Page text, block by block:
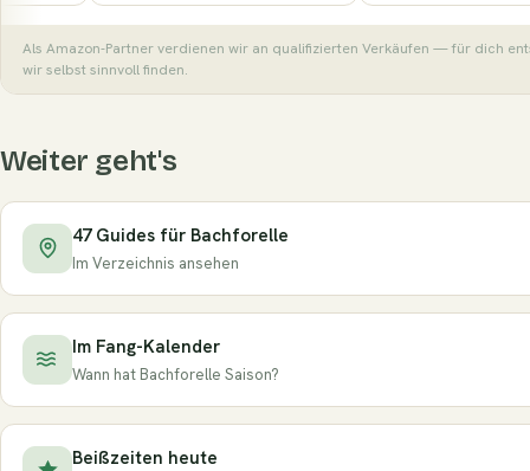
Als Amazon-Partner verdienen wir an qualifizierten Verkäufen — für dich
wir selbst sinnvoll finden.
Weiter geht's
47 Guides für Bachforelle
Im Verzeichnis ansehen
Im Fang-Kalender
Wann hat Bachforelle Saison?
Beißzeiten heute